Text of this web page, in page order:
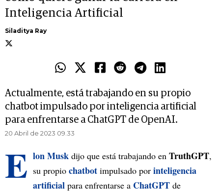
Inteligencia Artificial
Siladitya Ray
Actualmente, está trabajando en su propio
chatbot impulsado por inteligencia artificial
para enfrentarse a ChatGPT de OpenAI.
20 Abril de 2023 09.33
E lon Musk dijo que está trabajando en TruthGPT,
su propio chatbot impulsado por inteligencia
artificial para enfrentarse a ChatGPT de